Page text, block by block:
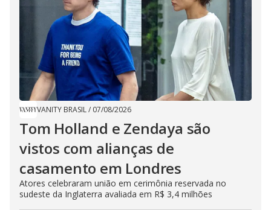
VANITY BRASIL/ 07/08/2026
Tom Holland e Zendaya são
vistos com alianças de
casamento em Londres
Atores celebraram união em cerimônia reservada no
sudeste da Inglaterra avaliada em R$ 3,4 milhões